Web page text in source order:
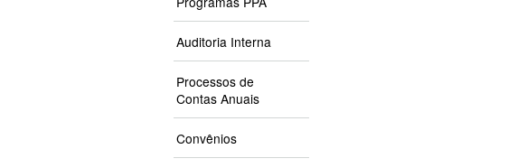
Auditoria Interna
Processos de
Contas Anuais
Convênios